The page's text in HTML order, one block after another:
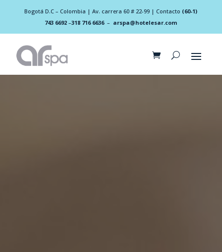
Bogotá D.C – Colombia | Av. carrera 60 # 22-99 | Contacto (60-1)
743 6692 –318 716 6636– arspa@hotelesar.com